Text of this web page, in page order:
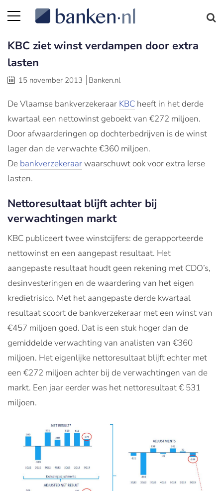
KBC ziet winst verdampen door extra
lasten
15 november 2013 Banken.nl
De Vlaamse bankverzekeraar KBC heeft in het derde
kwartaal een nettowinst geboekt van €272 miljoen.
Door afwaarderingen op dochterbedrijven is de winst
lager dan de verwachte €360 miljoen.
De bankverzekeraarwaarschuwt ook voor extra Ierse
lasten.
Nettoresultaat blijft achter bij
verwachtingen markt
KBC publiceert twee winstcijfers: de gerapporteerde
nettowinst en een aangepast resultaat. Het
aangepaste resultaat houdt geen rekening met CDO’s,
desinvesteringen en de waardering van het eigen
kredietrisico. Met het aangepaste derde kwartaal
resultaat scoort de bankverzekeraar met een winst van
€457 miljoen goed. Dat is een stuk hoger dan de
gemiddelde verwachting van analisten van €360
miljoen. Het eigenlijke nettoresultaat blijft echter met
een €272 miljoen achter bij de verwachtingen van de
markt. Een jaar eerder was het nettoresultaat € 531
miljoen.